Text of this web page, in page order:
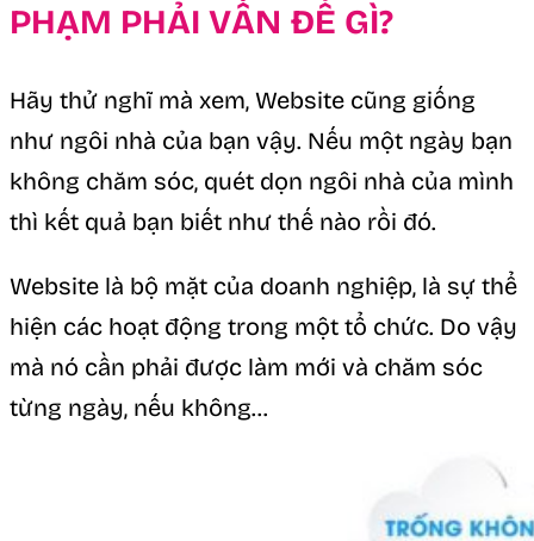
PHẠM PHẢI VẤN ĐỀ GÌ?
Hãy thử nghĩ mà xem, Website cũng giống
như ngôi nhà của bạn vậy. Nếu một ngày bạn
không chăm sóc, quét dọn ngôi nhà của mình
thì kết quả bạn biết như thế nào rồi đó.
Website là bộ mặt của doanh nghiệp, là sự thể
hiện các hoạt động trong một tổ chức. Do vậy
mà nó cần phải được làm mới và chăm sóc
từng ngày, nếu không…